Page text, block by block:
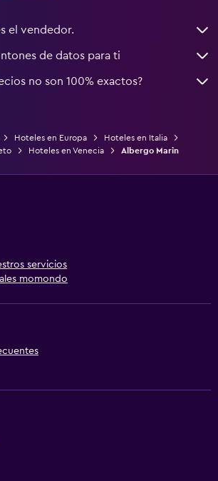
el vendedor.
de datos para ti
no son 100% exactos?
Hoteles en Europa
Hoteles en Italia
Hoteles en Venecia Albergo Marin
servicios
momondo